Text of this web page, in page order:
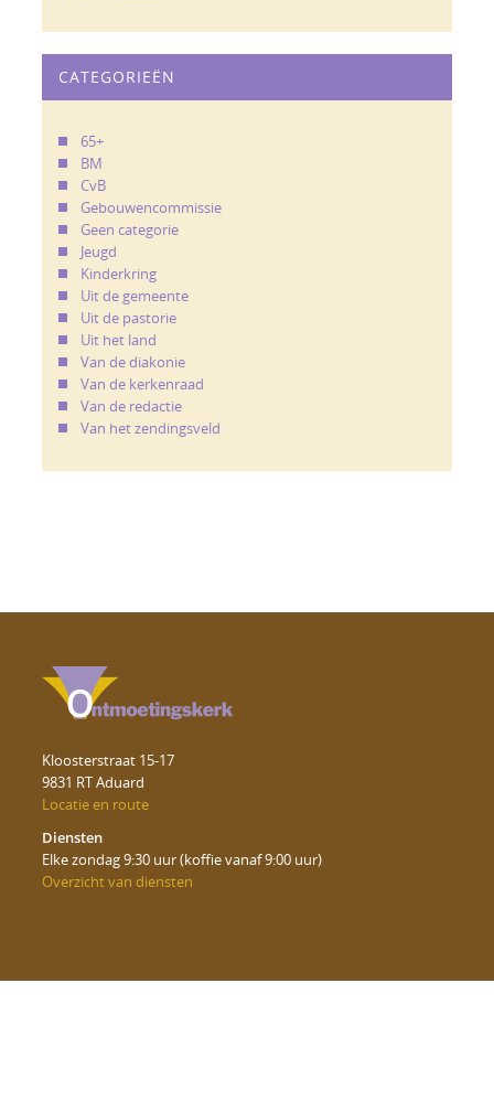
CATEGORIEËN
65+
BM
CvB
Gebouwencommissie
Geen categorie
Jeugd
Kinderkring
Uit de gemeente
Uit de pastorie
Uit het land
Van de diakonie
Van de kerkenraad
Van de redactie
Van het zendingsveld
Kloosterstraat 15-17
9831 RT Aduard
Locatie en route
Diensten
Elke zondag 9:30 uur (koffie vanaf 9:00 uur)
Overzicht van diensten